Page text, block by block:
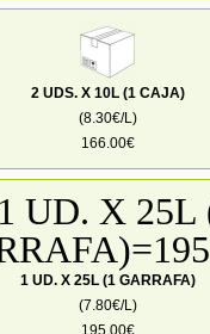
2 UDS. X 10L (1 CAJA)
(8.30€/L)
166.00€
1 UD. X 25L (1 GARRAFA)
(7.80€/L)
195.00€